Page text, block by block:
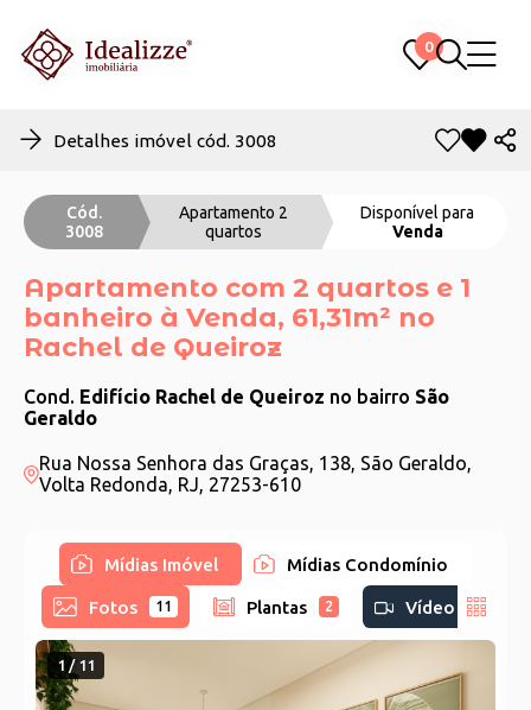
0
0
Detalhes imóvel cód. 3008
Cód.
3008
Apartamento 2
quartos
Disponível para
Venda
Apartamento com 2 quartos e 1
banheiro à Venda, 61,31m² no
Rachel de Queiroz
Cond. Edifício Rachel de Queiroz no bairro São
Geraldo
Rua Nossa Senhora das Graças, 138, São Geraldo,
Volta Redonda, RJ, 27253-610
Mídias Imóvel Mídias Condomínio
Fotos 11 Plantas 2 Vídeo
1 / 11